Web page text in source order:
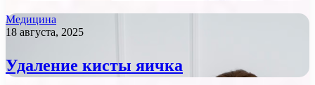
Медицина
18 августа, 2025
Удаление кисты яичка